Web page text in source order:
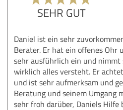
SEHR GUT
Daniel ist ein sehr
Berater. Er hat ein offenes Ohr
sehr ausführlich ein und nimmt
wirklich alles versteht. Er
und ist sehr aufmerksam und
Beratung und seinem Umgang
sehr froh darüber, Daniels Hilfe